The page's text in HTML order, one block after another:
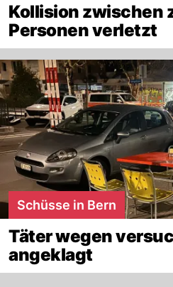
Kollision zwischen
Personen verletzt
Schüsse in Bern
Täter wegen
angeklagt